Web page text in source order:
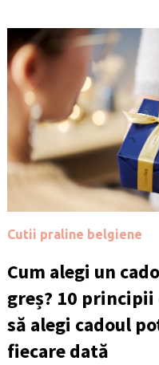
Cutii praline belgiene
Cum alegi un
greș? 10
să alegi cadoul
fiecare dată